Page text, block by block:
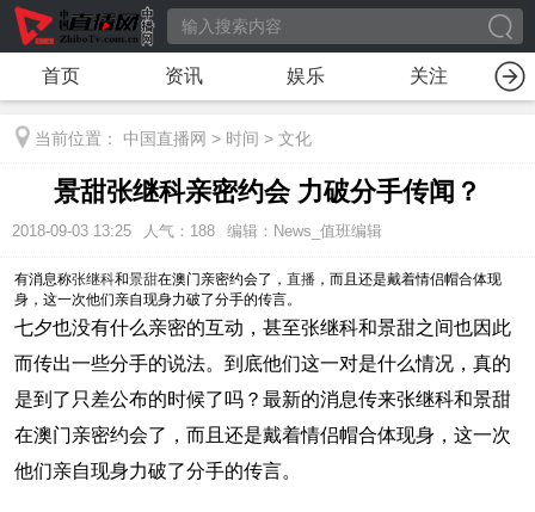
首页 资讯 娱乐 关注
当前位置： 中国直播网 > 时间 > 文化
景甜张继科亲密约会 力破分手传闻？
2018-09-03 13:25 人气： 188 编辑：News_值班编辑
有消息称张继科和景甜在澳门亲密约会了， 直播 ，而且还是戴着情侣帽合体现
身，这一次他们亲自现身力破了分手的传言。
七夕也没有什么亲密的互动，甚至张继科和景甜之间也因此
而传出一些分手的说法。到底他们这一对是什么情况，真的
是到了只差公布的时候了吗？最新的消息传来张继科和景甜
在澳门亲密约会了，而且还是戴着情侣帽合体现身，这一次
他们亲自现身力破了分手的传言。